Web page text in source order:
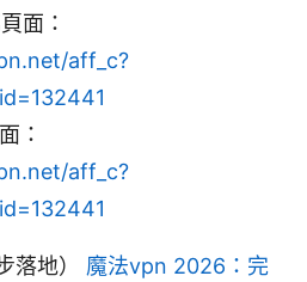
面：
aff_c?
：
aff_c?
落地） 魔法vpn 2026：完